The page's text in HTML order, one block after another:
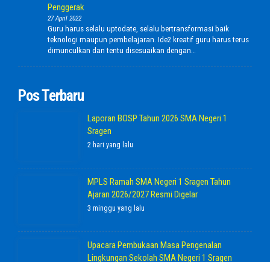
Penggerak
27 April 2022
Guru harus selalu uptodate, selalu bertransformasi baik
teknologi maupun pembelajaran. Ide2 kreatif guru harus terus
dimunculkan dan tentu disesuaikan dengan…
Pos Terbaru
Laporan BOSP Tahun 2026 SMA Negeri 1
Sragen
2 hari yang lalu
MPLS Ramah SMA Negeri 1 Sragen Tahun
Ajaran 2026/2027 Resmi Digelar
3 minggu yang lalu
Upacara Pembukaan Masa Pengenalan
Lingkungan Sekolah SMA Negeri 1 Sragen